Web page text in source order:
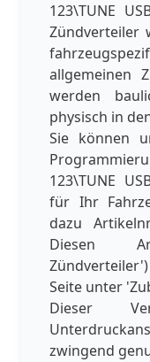
123\TUNE
Zündverteiler
allgemeinen
werden
physisch in
Sie können
123\TUNE
für Ihr
dazu
Diesen
Seite unter
Dieser
zwingend